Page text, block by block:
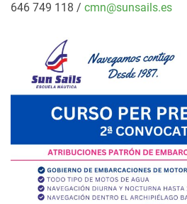
646 749 118 / cmn@sunsails.es